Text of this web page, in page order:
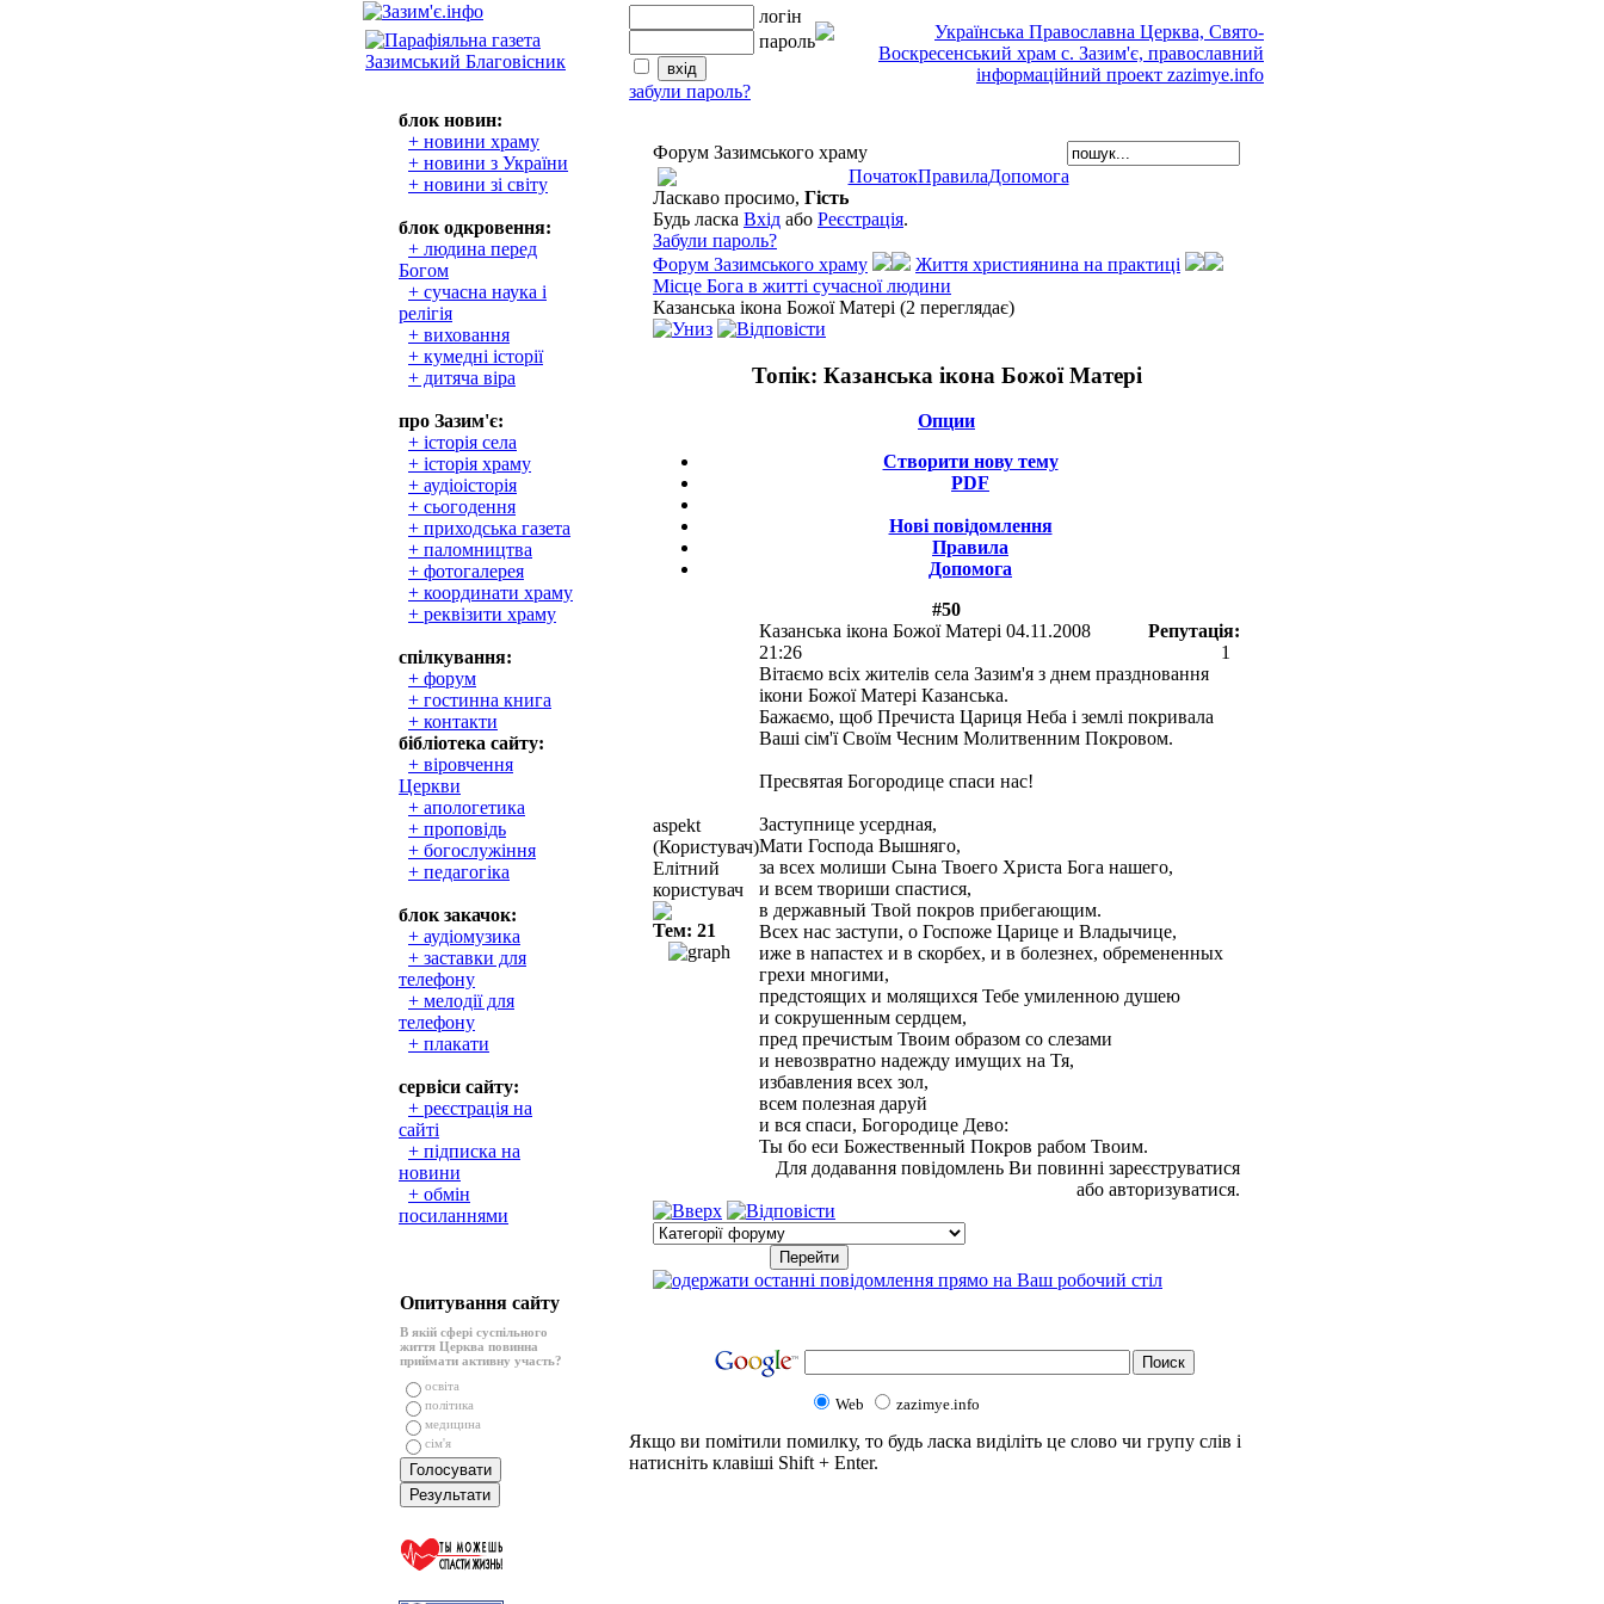
блок новин:
+ новини храму
+ новини з України
+ новини зі світу
блок одкровення:
+ людина перед
Богом
+ сучасна наука і
релігія
+ виховання
+ кумедні історії
+ дитяча віра
про Зазим'є:
+ історія села
+ історія храму
+ аудіоісторія
+ сьогодення
+ приходська газета
+ паломництва
+ фотогалерея
+ координати храму
+ реквізити храму
спілкування:
+ форум
+ гостинна книга
+ контакти
бібліотека сайту:
+ віровчення
Церкви
+ апологетика
+ проповідь
+ богослужіння
+ педагогіка
блок закачок:
+ аудіомузика
+ заставки для
телефону
+ мелодії для
телефону
+ плакати
сервіси сайту:
+ реєстрація на
сайті
+ підписка на
новини
+ обмін
посиланнями
Опитування сайту
В якій сфері суспільного
життя Церква повинна
приймати активну участь?
освіта
політика
медицина
сім'я
логін
пароль
забули пароль?
Форум Зазимського храму
ПочатокПравилаДопомога
Ласкаво просимо, Гість
Будь ласка Вхід або Реєстрація.
Забули пароль?
Форум Зазимського храму
Життя християнина на практиці
Місце Бога в житті сучасної людини
Казанська ікона Божої Матері (2 переглядає)
Топік: Казанська ікона Божої Матері
Опции
Створити нову тему
PDF
Нові повідомлення
Правила
Допомога
#50
aspekt
(Користувач)
Елітний
користувач
Тем: 21
Казанська ікона Божої Матері 04.11.2008
21:26
Репутація:
1
Вітаємо всіх жителів села Зазим'я з днем праздновання
ікони Божої Матері Казанська.
Бажаємо, щоб Пречиста Цариця Неба і землі покривала
Ваші сім'ї Своїм Чесним Молитвенним Покровом.
Пресвятая Богородице спаси нас!
Заступнице усердная,
Мати Господа Вышняго,
за всех молиши Сына Твоего Христа Бога нашего,
и всем твориши спастися,
в державный Твой покров прибегающим.
Всех нас заступи, о Госпоже Царице и Владычице,
иже в напастех и в скорбех, и в болезнех, обремененных
грехи многими,
предстоящих и молящихся Тебе умиленною душею
и сокрушенным сердцем,
пред пречистым Твоим образом со слезами
и невозвратно надежду имущих на Тя,
избавления всех зол,
всем полезная даруй
и вся спаси, Богородице Дево:
Ты бо еси Божественный Покров рабом Твоим.
Для додавання повідомлень Ви повинні зареєструватися
або авторизуватися.
Web zazimye.info
Якщо ви помітили помилку, то будь ласка виділіть це слово чи групу слів і
натисніть клавіші Shift + Enter.